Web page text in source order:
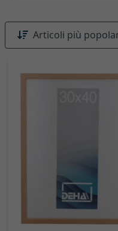
Articoli più